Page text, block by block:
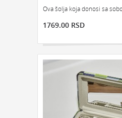
Ova šolja koja donosi sa
1769.00 RSD